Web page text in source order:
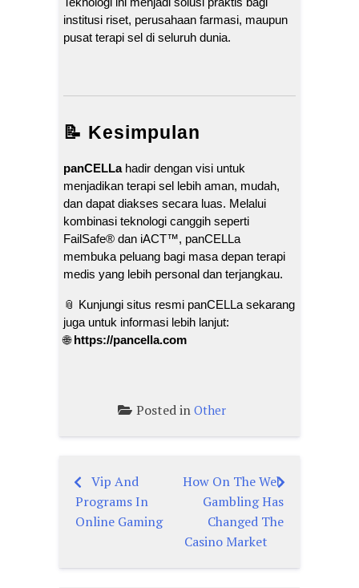
Teknologi ini menjadi solusi praktis bagi
institusi riset, perusahaan farmasi, maupun
pusat terapi sel di seluruh dunia.
📝 Kesimpulan
panCELLahadir dengan visi untuk
menjadikan terapi sel lebih aman, mudah,
dan dapat diakses secara luas. Melalui
kombinasi teknologi canggih seperti
FailSafe® dan iACT™, panCELLa
membuka peluang bagi masa depan terapi
medis yang lebih personal dan terjangkau.
📎 Kunjungi situs resmi panCELLa sekarang
juga untuk informasi lebih lanjut:
🌐 https://pancella.com
Posted in Other
Post
navigation
Vip And
Programs In
Online Gaming
How On The Web
Gambling Has
Changed The
Casino Market